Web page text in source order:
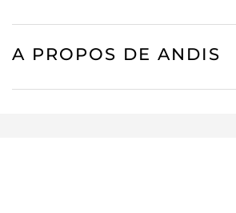
A PROPOS DE ANDIS